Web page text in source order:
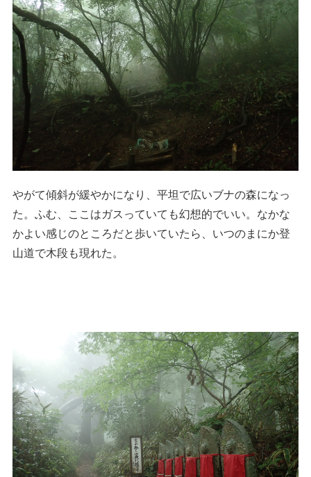
やがて傾斜が緩やかになり、平坦で広いブナの森になっ
た。ふむ、ここはガスっていても幻想的でいい。なかな
かよい感じのところだと歩いていたら、いつのまにか登
山道で木段も現れた。